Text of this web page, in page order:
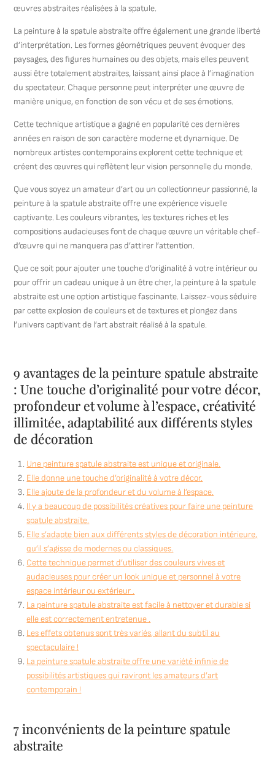
œuvres abstraites réalisées à la spatule.
La peinture à la spatule abstraite offre également une grande liberté
d’interprétation. Les formes géométriques peuvent évoquer des
paysages, des figures humaines ou des objets, mais elles peuvent
aussi être totalement abstraites, laissant ainsi place à l’imagination
du spectateur. Chaque personne peut interpréter une œuvre de
manière unique, en fonction de son vécu et de ses émotions.
Cette technique artistique a gagné en popularité ces dernières
années en raison de son caractère moderne et dynamique. De
nombreux artistes contemporains explorent cette technique et
créent des œuvres qui reflètent leur vision personnelle du monde.
Que vous soyez un amateur d’art ou un collectionneur passionné, la
peinture à la spatule abstraite offre une expérience visuelle
captivante. Les couleurs vibrantes, les textures riches et les
compositions audacieuses font de chaque œuvre un véritable chef-
d’œuvre qui ne manquera pas d’attirer l’attention.
Que ce soit pour ajouter une touche d’originalité à votre intérieur ou
pour offrir un cadeau unique à un être cher, la peinture à la spatule
abstraite est une option artistique fascinante. Laissez-vous séduire
par cette explosion de couleurs et de textures et plongez dans
l’univers captivant de l’art abstrait réalisé à la spatule.
9 avantages de la peinture spatule abstraite
: Une touche d’originalité pour votre décor,
profondeur et volume à l’espace, créativité
illimitée, adaptabilité aux différents styles
de décoration
Une peinture spatule abstraite est unique et originale.
Elle donne une touche d’originalité à votre décor.
Elle ajoute de la profondeur et du volume à l’espace.
Il y a beaucoup de possibilités créatives pour faire une peinture
spatule abstraite.
Elle s’adapte bien aux différents styles de décoration intérieure,
qu’il s’agisse de modernes ou classiques.
Cette technique permet d’utiliser des couleurs vives et
audacieuses pour créer un look unique et personnel à votre
espace intérieur ou extérieur .
La peinture spatule abstraite est facile à nettoyer et durable si
elle est correctement entretenue .
Les effets obtenus sont très variés, allant du subtil au
spectaculaire !
La peinture spatule abstraite offre une variété infinie de
possibilités artistiques qui raviront les amateurs d’art
contemporain !
7 inconvénients de la peinture spatule
abstraite